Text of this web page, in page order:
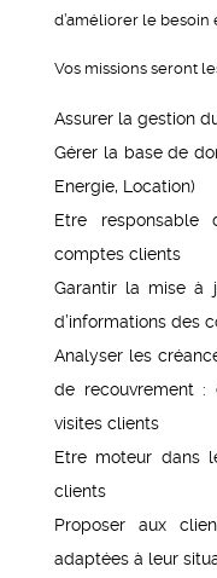
d’améliorer le
Vos missions seront
Assurer la gestion
Gérer la base de
Energie, Location)
Etre
comptes clients
Garantir la mise à
d’informations des
Analyser les
de recouvrement :
visites clients
Etre moteur dans
clients
Proposer aux
adaptées à leur